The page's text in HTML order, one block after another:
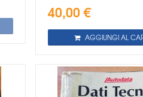
40,00 €
AGGIUNGI AL